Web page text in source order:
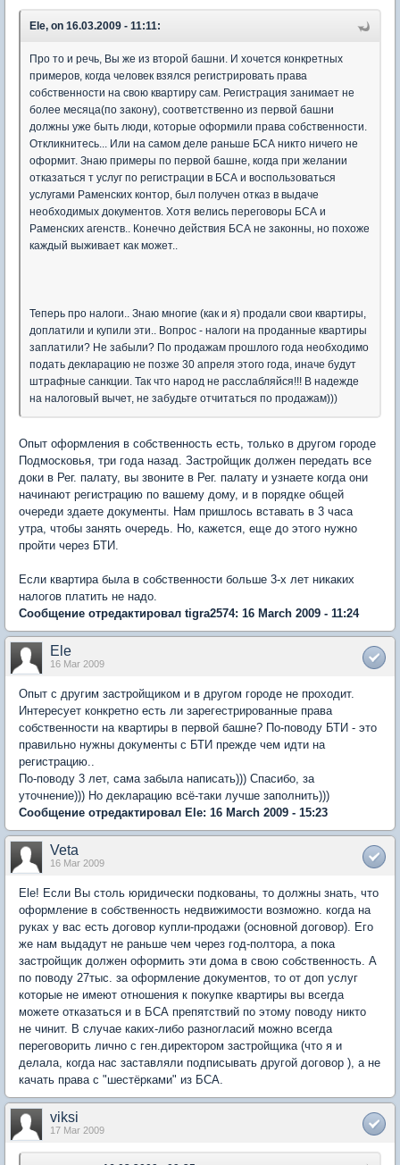
Ele, on 16.03.2009 - 11:11:
Про то и речь, Вы же из второй башни. И хочется конкретных
примеров, когда человек взялся регистрировать права
собственности на свою квартиру сам. Регистрация занимает не
более месяца(по закону), соответственно из первой башни
должны уже быть люди, которые оформили права собственности.
Откликнитесь... Или на самом деле раньше БСА никто ничего не
оформит. Знаю примеры по первой башне, когда при желании
отказаться т услуг по регистрации в БСА и воспользоваться
услугами Раменских контор, был получен отказ в выдаче
необходимых документов. Хотя велись переговоры БСА и
Раменских агенств.. Конечно действия БСА не законны, но похоже
каждый выживает как может..
Теперь про налоги.. Знаю многие (как и я) продали свои квартиры,
доплатили и купили эти.. Вопрос - налоги на проданные квартиры
заплатили? Не забыли? По продажам прошлого года необходимо
подать декларацию не позже 30 апреля этого года, иначе будут
штрафные санкции. Так что народ не расслабляйся!!! В надежде
на налоговый вычет, не забудьте отчитаться по продажам)))
Опыт оформления в собственность есть, только в другом городе
Подмосковья, три года назад. Застройщик должен передать все
доки в Рег. палату, вы звоните в Рег. палату и узнаете когда они
начинают регистрацию по вашему дому, и в порядке общей
очереди здаете документы. Нам пришлось вставать в 3 часа
утра, чтобы занять очередь. Но, кажется, еще до этого нужно
пройти через БТИ.
Если квартира была в собственности больше 3-х лет никаких
налогов платить не надо.
Сообщение отредактировал tigra2574: 16 March 2009 - 11:24
Ele
16 Mar 2009
Опыт с другим застройщиком и в другом городе не проходит.
Интересует конкретно есть ли зарегестрированные права
собственности на квартиры в первой башне? По-поводу БТИ - это
правильно нужны документы с БТИ прежде чем идти на
регистрацию..
По-поводу 3 лет, сама забыла написать))) Спасибо, за
уточнение))) Но декларацию всё-таки лучше заполнить)))
Сообщение отредактировал Ele: 16 March 2009 - 15:23
Veta
16 Mar 2009
Ele! Если Вы столь юридически подкованы, то должны знать, что
оформление в собственность недвижимости возможно. когда на
руках у вас есть договор купли-продажи (основной договор). Его
же нам выдадут не раньше чем через год-полтора, а пока
застройщик должен оформить эти дома в свою собственность. А
по поводу 27тыс. за оформление документов, то от доп услуг
которые не имеют отношения к покупке квартиры вы всегда
можете отказаться и в БСА препятствий по этому поводу никто
не чинит. В случае каких-либо разногласий можно всегда
переговорить лично с ген.директором застройщика (что я и
делала, когда нас заставляли подписывать другой договор ), а не
качать права с "шестёрками" из БСА.
viksi
17 Mar 2009